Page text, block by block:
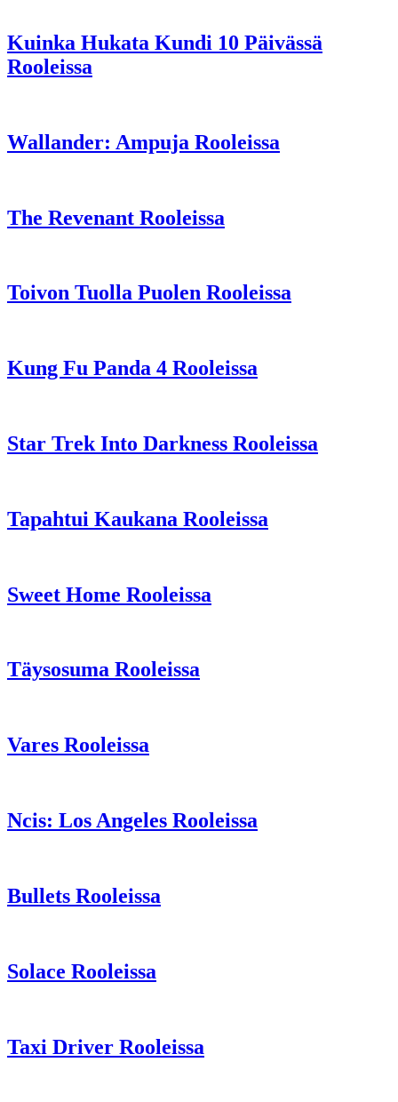
Kuinka Hukata Kundi 10 Päivässä
Rooleissa
Wallander: Ampuja Rooleissa
The Revenant Rooleissa
Toivon Tuolla Puolen Rooleissa
Kung Fu Panda 4 Rooleissa
Star Trek Into Darkness Rooleissa
Tapahtui Kaukana Rooleissa
Sweet Home Rooleissa
Täysosuma Rooleissa
Vares Rooleissa
Ncis: Los Angeles Rooleissa
Bullets Rooleissa
Solace Rooleissa
Taxi Driver Rooleissa